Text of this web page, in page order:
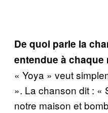
De quoi parle la
entendue à
« Yoya » veut
». La chanson dit : «
notre maison et